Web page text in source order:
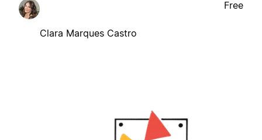
Clara Marques Castro
Free